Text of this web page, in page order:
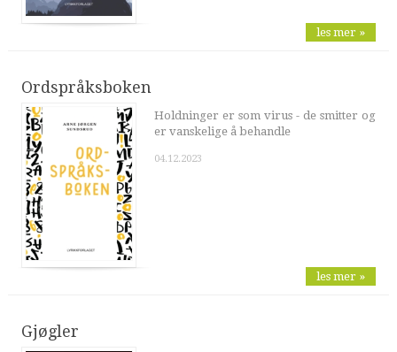
les mer »
Ordspråksboken
Holdninger er som virus - de smitter og
er vanskelige å behandle
04.12.2023
les mer »
Gjøgler